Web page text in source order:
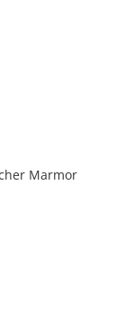
Marmor